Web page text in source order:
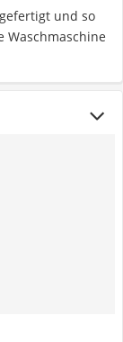
und so
Waschmaschine